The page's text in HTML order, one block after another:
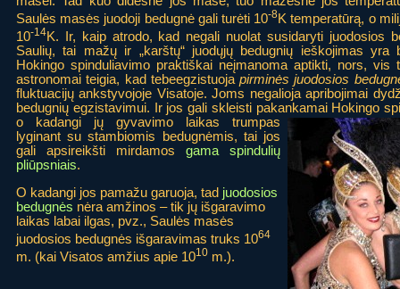
Saulės masės juodoji bedugnė gali turėti 10-8K temperatūrą, o
10-14K. Ir, kaip atrodo, kad negali nuolat susidaryti juodosios
Saulių, tai mažų ir „karštų“ juodųjų bedugnių ieškojimas yra
Hokingo spinduliavimo praktiškai neįmanoma aptikti, nors,
astronomai teigia, kad tebeegzistuojapirminės juodosios
fluktuacijų ankstyvojoje Visatoje. Joms negalioja apribojimai
bedugnių egzistavimui. Ir jos gali skleisti pakankamai Hokingo
o kadangi jų gyvavimo laikas trumpas
lyginant su stambiomis bedugnėmis, tai jos
gali apsireikšti mirdamos gama spindulių
pliūpsniais.
O kadangi jos pamažu garuoja, tad juodosios
bedugnės nėra amžinos – tik jų išgaravimo
laikas labai ilgas, pvz., Saulės masės
juodosios bedugnės išgaravimas truks 1064
m. (kai Visatos amžius apie 1010 m.).